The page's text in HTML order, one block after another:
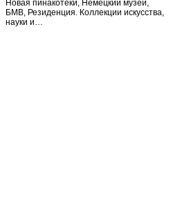
Новая пинакотеки, Немецкий музей,
БМВ, Резиденция. Коллекции искусства,
науки и…